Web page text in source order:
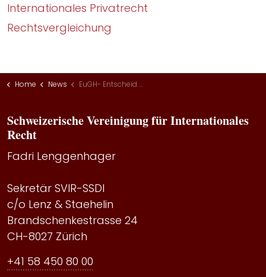
Internationales Privatrecht
Rechtsvergleichung
Home News EuGH- Entscheid zum Brexit
Schweizerische Vereinigung für Internationales
Recht
Fadri Lenggenhager
Sekretär SVIR-SSDI
c/o Lenz & Staehelin
Brandschenkestrasse 24
CH-8027 Zürich
+41 58 450 80 00